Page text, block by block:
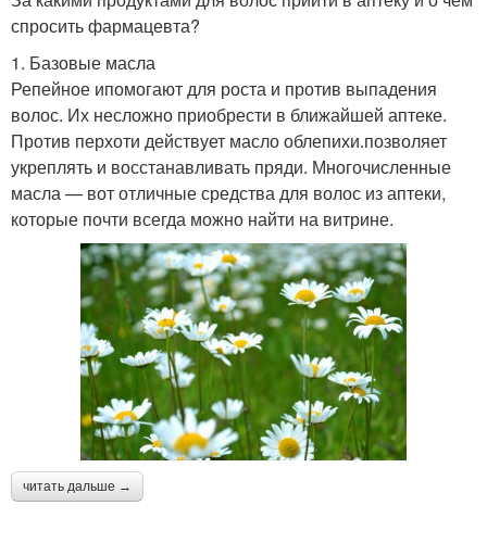
спросить фармацевта?
1. Базовые масла
Репейное ипомогают для роста и против выпадения
волос. Их несложно приобрести в ближайшей аптеке.
Против перхоти действует масло облепихи.позволяет
укреплять и восстанавливать пряди. Многочисленные
масла — вот отличные средства для волос из аптеки,
которые почти всегда можно найти на витрине.
читать дальше →